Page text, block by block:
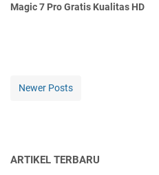
Magic 7 Pro Gratis Kualitas HD
Newer Posts
ARTIKEL TERBARU